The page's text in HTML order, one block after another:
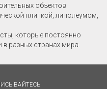
объектов
плиткой, линолеумом,
которые постоянно
разных странах мира.